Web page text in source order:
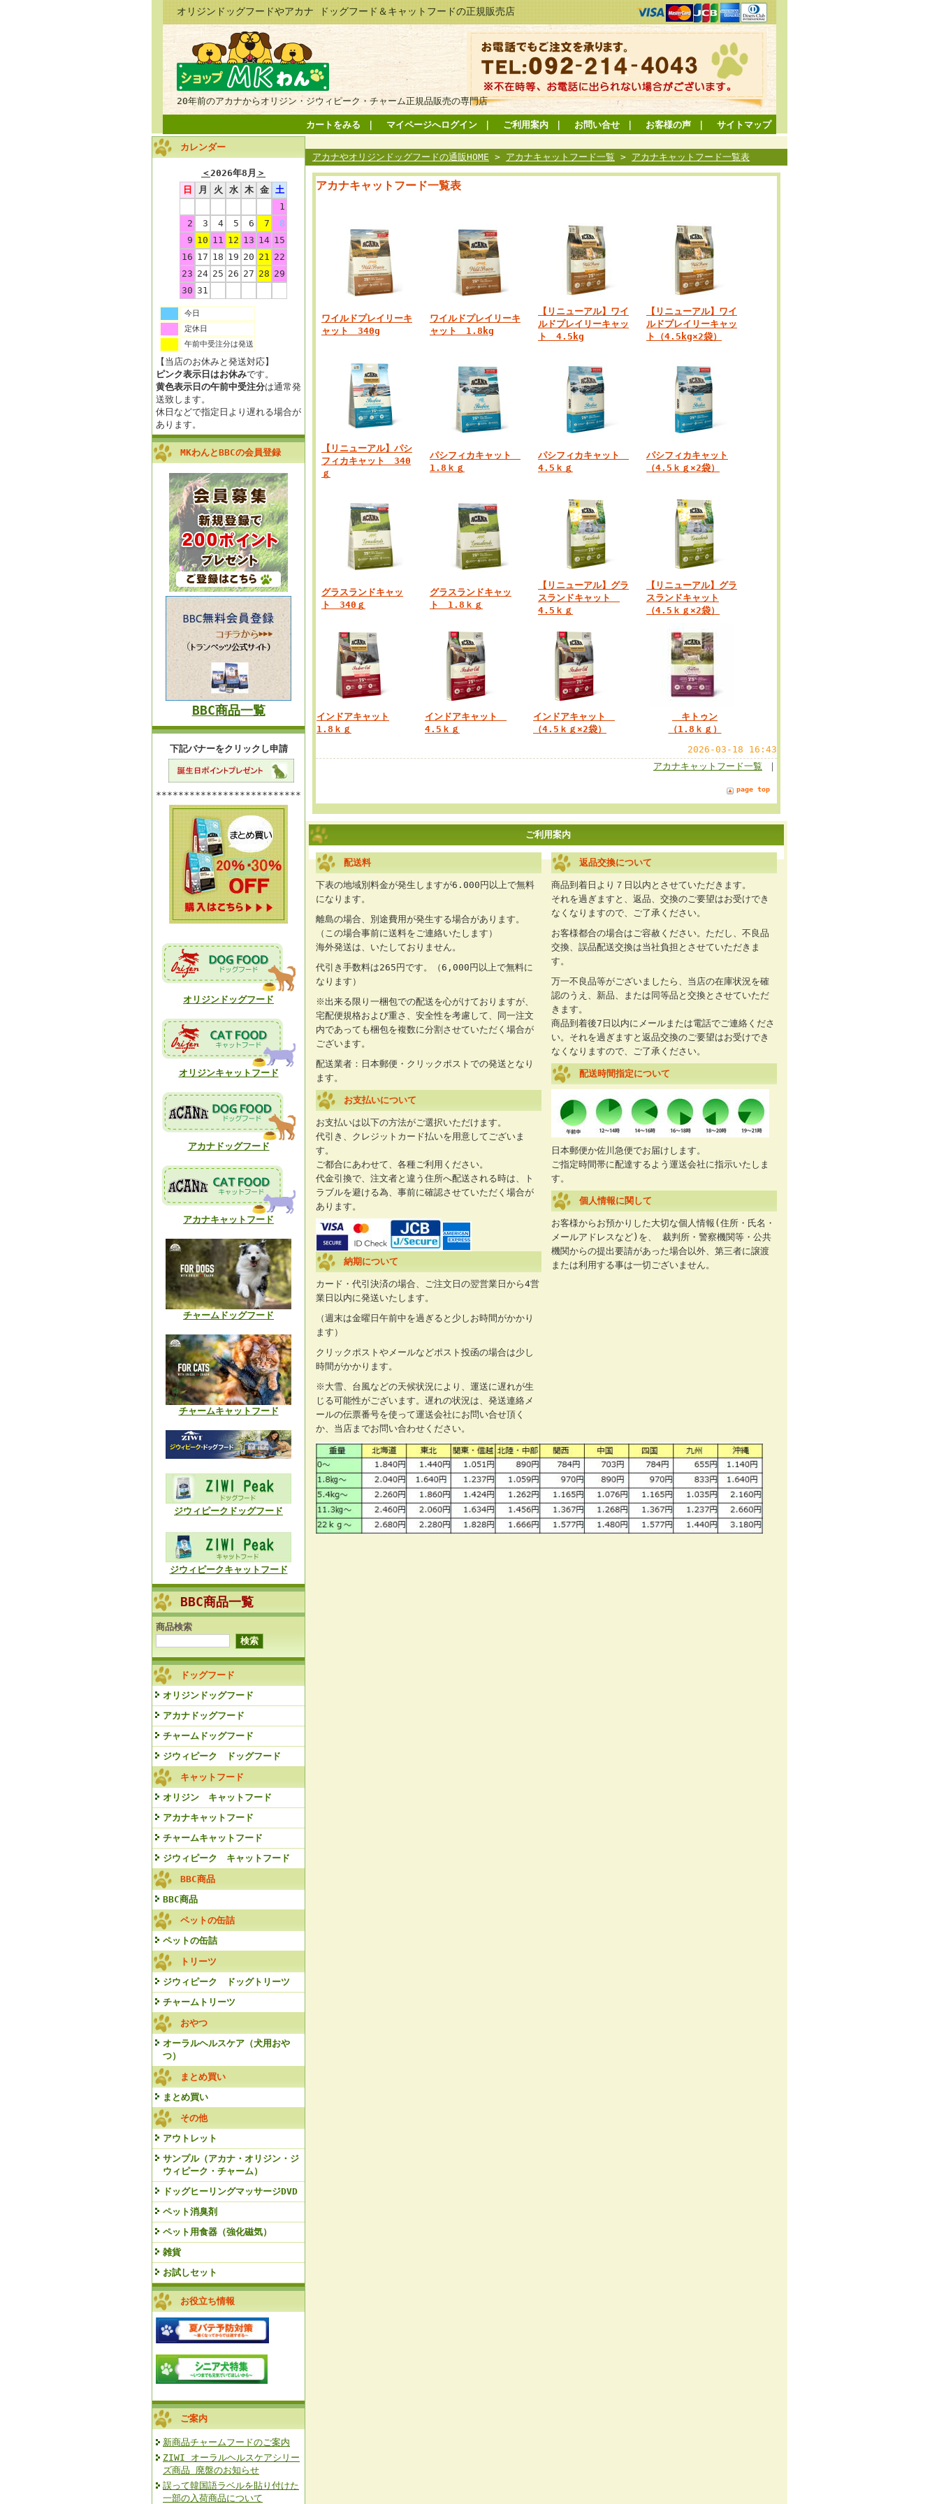
オリジンドッグフードやアカナ ドッグフード＆キャットフードの正規販売店
20年前のアカナからオリジン・ジウィピーク・チャーム正規品販売の専門店
カートをみる マイページへログイン ご利用案内 お問い合せ お客様の声 サイトマップ
カレンダー
＜2026年8月 ＞
日
月 火 水 木 金
土
1
2
3 4 5 6 7
8
9 10 11 12 13 14 15
16 17 18 19 20 21 22
23 24 25 26 27 28 29
30 31
今日
定休日
午前中受注分は発送
【当店のお休みと発送対応】
ピンク表示日はお休みです。
黄色表示日の午前中受注分は通常発
送致します。
休日などで指定日より遅れる場合が
あります。
MKわんとBBCの会員登録
BBC商品一覧
下記バナーをクリックし申請
**************************
オリジンドッグフード
オリジンキャットフード
アカナドッグフード
アカナキャットフード
チャームドッグフード
チャームキャットフード
ジウィピークドッグフード
ジウィピークキャットフード
BBC商品一覧
商品検索
ドッグフード
オリジンドッグフード
アカナドッグフード
チャームドッグフード
ジウィピーク ドッグフード
キャットフード
オリジン キャットフード
アカナキャットフード
チャームキャットフード
ジウィピーク キャットフード
BBC商品
BBC商品
ペットの缶詰
ペットの缶詰
トリーツ
ジウィピーク ドッグトリーツ
チャームトリーツ
おやつ
オーラルヘルスケア（犬用おや
つ）
まとめ買い
まとめ買い
その他
アウトレット
サンプル（アカナ・オリジン・ジ
ウィピーク・チャーム）
ドッグヒーリングマッサージDVD
ペット消臭剤
ペット用食器（強化磁気）
雑貨
お試しセット
お役立ち情報
ご案内
新商品チャームフードのご案内
ZIWI オーラルヘルスケアシリー
ズ商品 廃盤のお知らせ
誤って韓国語ラベルを貼り付けた
一部の入荷商品について
アカナやオリジンドッグフードの通販HOME > アカナキャットフード一覧 > アカナキャットフード一覧表
アカナキャットフード一覧表
ワイルドプレイリーキ
ャット 340g
ワイルドプレイリーキ
ャット 1.8kg
【リニューアル】ワイ
ルドプレイリーキャッ
ト 4.5kg
【リニューアル】ワイ
ルドプレイリーキャッ
ト（4.5kg×2袋）
【リニューアル】 パシ
フィカキャット 340
ｇ
パシフィカキャット
1.8ｋｇ
パシフィカキャット
4.5ｋｇ
パシフィカキャット
（4.5ｋｇ×2袋）
グラスランドキャッ
ト 340ｇ
グラスランドキャッ
ト 1.8ｋｇ
【リニューアル】グラ
スランドキャット
4.5ｋｇ
【リニューアル】グラ
スランドキャット
（4.5ｋｇ×2袋）
インドアキャット
1.8ｋｇ
インドアキャット
4.5ｋｇ
インドアキャット
（4.5ｋｇ×2袋）
キトゥン
（1.8ｋｇ）
2026-03-18 16:43
アカナキャットフード一覧 ｜
page top
ご利用案内
配送料
下表の地域別料金が発生しますが6.000円以上で無料
になります。
離島の場合、別途費用が発生する場合があります。
（この場合事前に送料をご連絡いたします）
海外発送は、いたしておりません。
代引き手数料は265円です。（6,000円以上で無料に
なります）
※出来る限り一梱包での配送を心がけておりますが、
宅配便規格および重さ、安全性を考慮して、同一注文
内であっても梱包を複数に分割させていただく場合が
ございます。
配送業者：日本郵便・クリックポストでの発送となり
ます。
お支払いについて
お支払いは以下の方法がご選択いただけます。
代引き、クレジットカード払いを用意してございま
す。
ご都合にあわせて、各種ご利用ください。
代金引換で、注文者と違う住所へ配送される時は、ト
ラブルを避ける為、事前に確認させていただく場合が
あります。
納期について
カード・代引決済の場合、ご注文日の翌営業日から4営
業日以内に発送いたします。
（週末は金曜日午前中を過ぎると少しお時間がかかり
ます）
クリックポストやメールなどポスト投函の場合は少し
時間がかかります。
※大雪、台風などの天候状況により、運送に遅れが生
じる可能性がございます。遅れの状況は、発送連絡メ
ールの伝票番号を使って運送会社にお問い合せ頂く
か、当店までお問い合わせください。
返品交換について
商品到着日より７日以内とさせていただきます。
それを過ぎますと、返品、交換のご要望はお受けでき
なくなりますので、ご了承ください。
お客様都合の場合はご容赦ください。ただし、不良品
交換、誤品配送交換は当社負担とさせていただきま
す。
万一不良品等がございましたら、当店の在庫状況を確
認のうえ、新品、または同等品と交換とさせていただ
きます。
商品到着後7日以内にメールまたは電話でご連絡くださ
い。それを過ぎますと返品交換のご要望はお受けでき
なくなりますので、ご了承ください。
配送時間指定について
日本郵便か佐川急便でお届けします。
ご指定時間帯に配達するよう運送会社に指示いたしま
す。
個人情報に関して
お客様からお預かりした大切な個人情報(住所・氏名・
メールアドレスなど)を、 裁判所・警察機関等・公共
機関からの提出要請があった場合以外、第三者に譲渡
または利用する事は一切ございません。